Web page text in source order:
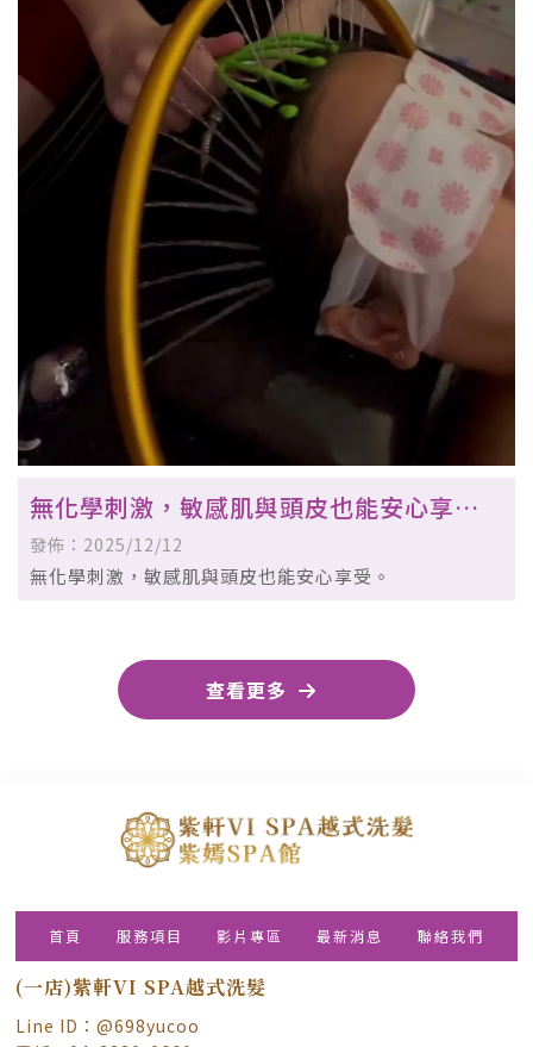
無化學刺激，敏感肌與頭皮也能安心享
受。 - 台中越式洗髮按摩｜西區越式洗髮按
摩
發佈：2025/12/12
無化學刺激，敏感肌與頭皮也能安心享受。
查看更多
首頁 服務項目 影片專區 最新消息 聯絡我們
(一店)紫軒VI SPA越式洗髮
Line ID：@698yucoo